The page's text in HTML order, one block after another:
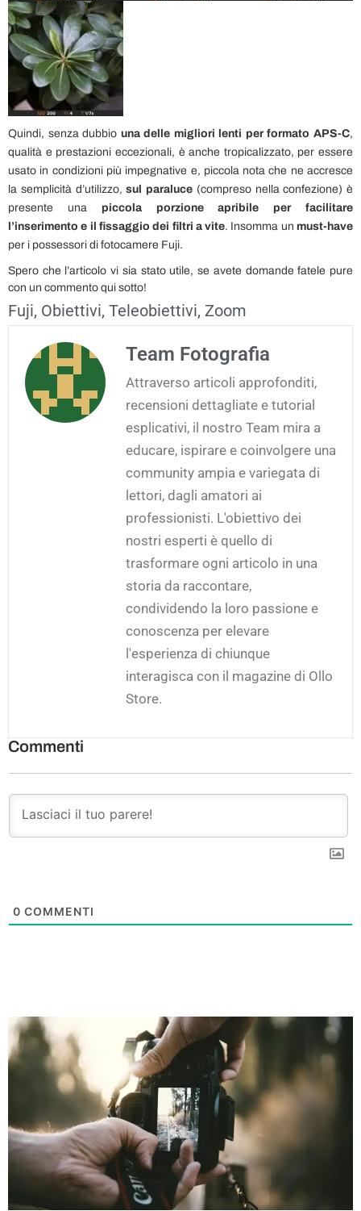
Quindi, senza dubbio una delle migliori lenti per formato APS-C,
qualità e prestazioni eccezionali, è anche tropicalizzato, per essere
usato in condizioni più impegnative e, piccola nota che ne accresce
la semplicità d’utilizzo,sul paraluce (compreso nella confezione) è
presente una piccola porzione apribile per facilitare
l’inserimento e il fissaggio dei filtri a vite. Insomma un must-have
per i possessori di fotocamere Fuji.
Spero che l’articolo vi sia stato utile, se avete domande fatele pure
con un commento qui sotto!
Fuji, Obiettivi, Teleobiettivi, Zoom
Team Fotografia
Attraverso articoli approfonditi,
recensioni dettagliate e tutorial
esplicativi, il nostro Team mira a
educare, ispirare e coinvolgere una
community ampia e variegata di
lettori, dagli amatori ai
professionisti. L'obiettivo dei
nostri esperti è quello di
trasformare ogni articolo in una
storia da raccontare,
condividendo la loro passione e
conoscenza per elevare
l'esperienza di chiunque
interagisca con il magazine di Ollo
Store.
Commenti
0 COMMENTI